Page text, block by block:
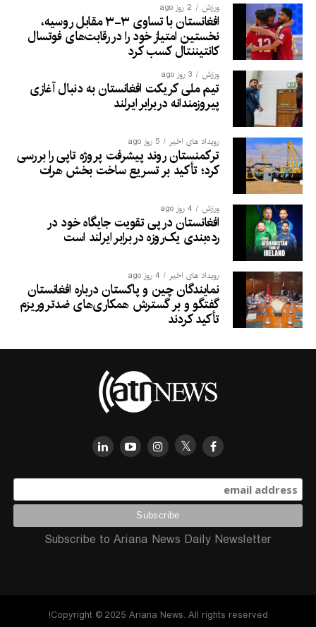
ورزش 2 روز ago
افغانستان با تساوی ۳-۳ مقابل روسیه،
نخستین امتیاز خود را در رقابت‌های فوتسال
کانتیننتال کسب کرد
ورزش 3 روز ago
تیم ملی کریکت افغانستان به دنبال آغازی
پیروزمندانه دربرابر ایرلند
رویداد های اخیر 5 روز ago
ترکمنستان روند پیشرفت پروژه تاپی را بررسی
کرد؛ تأکید بر تسریع ساخت بخش هرات
ورزش 4 روز ago
افغانستان در پی تقویت جایگاه خود در
رده‌بندی یک‌روزه در برابر ایرلند است
رویداد های اخیر 4 روز ago
نمایندگان چین و پاکستان درباره افغانستان
گفتگو و بر گسترش همکاری‌های ضدتروریزم
تأکید کردند
Subscribe to Ariana News Daily Newsletter
Copyright © 2025 Ariana News. All rights reserved!